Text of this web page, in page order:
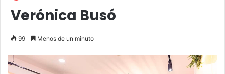
Verónica Busó
99 Menos de un minuto